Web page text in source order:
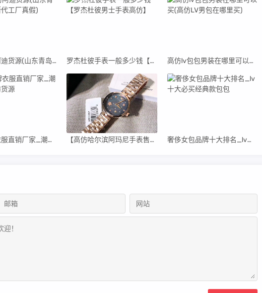
青岛高仿阿迪货源(山东青岛阿迪达斯代工厂真假) 罗杰杜彼手表一般多少钱【罗杰杜彼男士手表高仿】 高仿lv包包男装在哪里可以买(高仿LV男包在哪里买)
高仿潮牌衣服直销厂家_潮牌男装高仿货源 【高仿哈尔滨阿玛尼手表售后维修中心】 奢侈女包品牌十大排名_lv十大必买经典款包包